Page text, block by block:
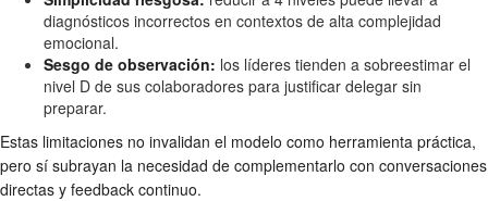
diagnósticos incorrectos en contextos de alta complejidad
emocional.
Sesgo de observación: los líderes tienden a sobreestimar el
nivel D de sus colaboradores para justificar delegar sin
preparar.
Estas limitaciones no invalidan el modelo como herramienta práctica,
pero sí subrayan la necesidad de complementarlo con conversaciones
directas y feedback continuo.